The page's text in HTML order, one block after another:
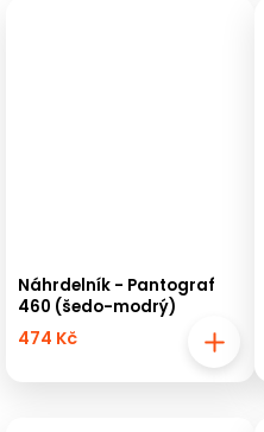
Náhrdelník - Pantograf
460 (šedo-modrý)
474 Kč